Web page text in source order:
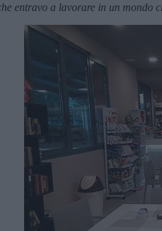
entravo a lavorare in un mondo